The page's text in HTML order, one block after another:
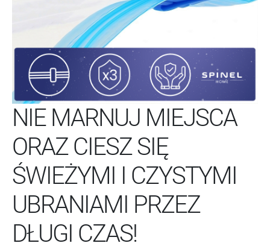
NIE MARNUJ MIEJSCA
ORAZ CIESZ SIĘ
ŚWIEŻYMI I CZYSTYMI
UBRANIAMI PRZEZ
DŁUGI CZAS!